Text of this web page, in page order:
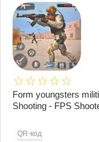
Form youngsters
Shooting - FPS
QR-код